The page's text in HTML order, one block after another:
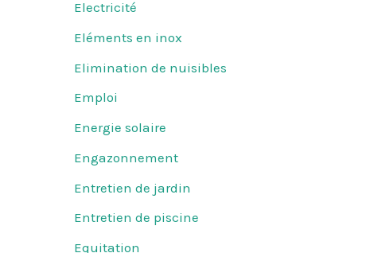
Electricité
Eléments en inox
Elimination de nuisibles
Emploi
Energie solaire
Engazonnement
Entretien de jardin
Entretien de piscine
Equitation